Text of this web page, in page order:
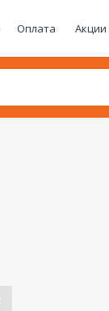
Оплата Акции